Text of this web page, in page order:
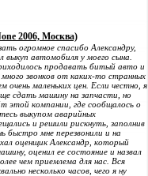
2006, Москва)
огромное спасибо Александру,
выкуп автомобиля у моего сына.
продавать битый авто и
много звонков от каких-то странных
очень маленьких цен. Если честно, я
сдать машину на запчасти, но
этой компании, где сообщалось о
выкупом аварийных
и решили рискнуть, заполнив
быстро мне перезвонили и на
оценщик Александр, который
оценил ее состояние и назвал
чем приемлема для нас. Вся
несколько часов, чего я ну